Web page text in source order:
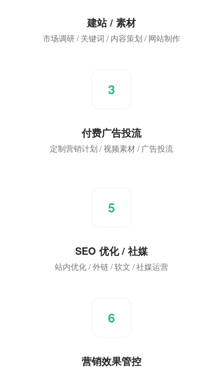
建站 / 素材
市场调研 / 关键词 / 内容策划 / 网站制作
3
付费广告投流
定制营销计划 / 视频素材 / 广告投流
5
SEO 优化 / 社媒
站内优化 / 外链 / 软文 / 社媒运营
6
营销效果管控